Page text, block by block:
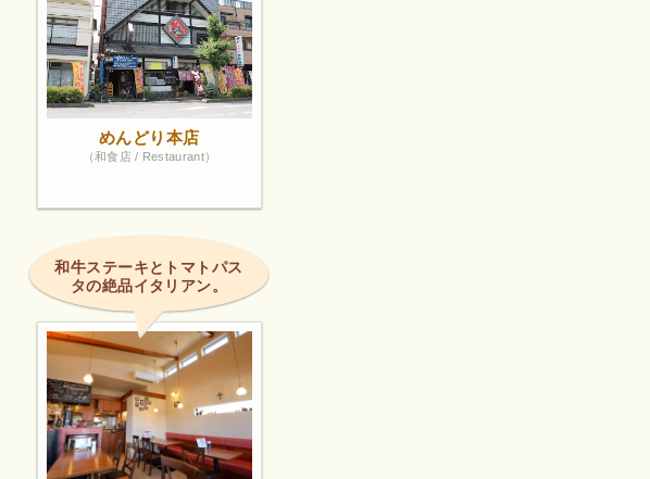
めんどり本店
（和食店 / Restaurant）
和牛ステーキとトマトパス
タの絶品イタリアン。